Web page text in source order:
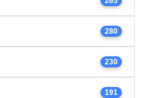
280
230
191